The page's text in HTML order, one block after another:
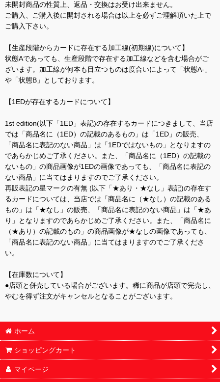
未開封商品の性質上、返品・交換はお受け出来ません。
ご購入、ご購入後に開封される場合は以上を必ずご理解頂いた上で
ご購入下さい。
【生産段階からカードに存在する加工線(初期線)について】
状態Aであっても、生産段階で存在する加工線などを含む場合がご
ざいます。加工線が何本も目立つものは度合いによって「状態A-」
や「状態B」としております。
【1EDが存在するカードについて】
1st edition(以下「1ED」表記)の存在するカードにつきまして、当店
では「商品名に（1ED）の記載のあるもの」は「1ED」の販売、
「商品名に表記のない商品」は「1EDではないもの」となりますの
であらかじめご了承ください。また、「商品名に（1ED）の記載の
ないもの」の商品画像が1EDの画像であっても、「商品名に表記の
ない商品」に当てはまりますのでご了承ください。
再販表記の星マークの有無 (以下「★あり・★なし」表記)の存在す
るカードについては、当店では「商品名に（★なし）の記載のある
もの」は「★なし」の販売、「商品名に表記のない商品」は「★あ
り」となりますのであらかじめご了承ください。また、「商品名に
（★あり）の記載のもの」の商品画像が★なしの画像であっても、
「商品名に表記のない商品」に当てはまりますのでご了承くださ
い。
【在庫数について】
●店頭と併売している場合がございます。稀に商品が店頭で完売し、
やむを得ず注文がキャンセルとなることがございます。
ホーム
ショッピングカート
マイページ